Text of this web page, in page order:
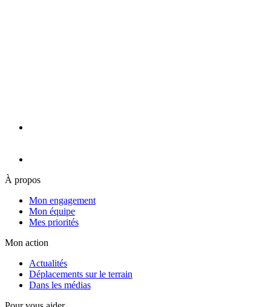
À propos
Mon engagement
Mon équipe
Mes priorités
Mon action
Actualités
Déplacements sur le terrain
Dans les médias